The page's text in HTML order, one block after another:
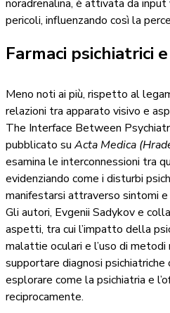
noradrenalina, è attivata da input
pericoli, influenzando così la
Farmaci psichiatrici
Meno noti ai più, rispetto al
relazioni tra apparato visivo e
The Interface Between
pubblicato su Acta Medica
esamina le interconnessioni tra
evidenziando come i disturbi
manifestarsi attraverso sintomi e
Gli autori, Evgenii Sadykov e
aspetti, tra cui l’impatto della
malattie oculari e l’uso di
supportare diagnosi psichiatriche
esplorare come la psichiatria e
reciprocamente.